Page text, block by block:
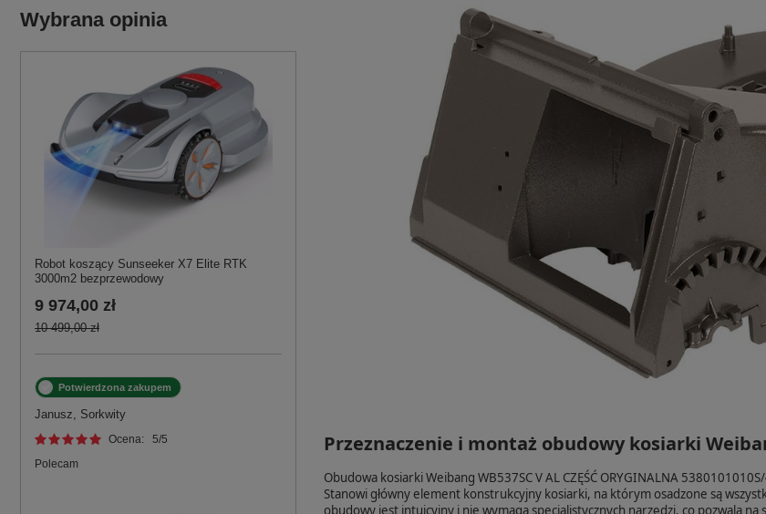
Wybrana opinia
Robot koszący Sunseeker X7 Elite RTK
3000m2 bezprzewodowy
9 974,00 zł
10 499,00 zł
Potwierdzona zakupem
Janusz, Sorkwity
Ocena: 5/5
Polecam
Przeznaczenie i montaż obudowy kosiarki
Obudowa kosiarki Weibang WB537SC V AL CZĘŚĆ ORYGINALNA
Stanowi główny element konstrukcyjny kosiarki, na którym osadzone są
obudowy jest intuicyjny i nie wymaga specjalistycznych narzędzi, co pozwala